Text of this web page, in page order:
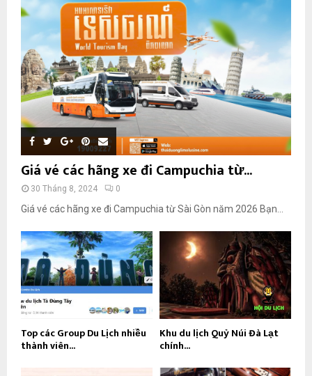
Giá vé các hãng xe đi Campuchia từ...
30 Tháng 8, 2024 0
Giá vé các hãng xe đi Campuchia từ Sài Gòn năm 2026 Bạn...
Top các Group Du Lịch nhiều
thành viên...
Khu du lịch Quỷ Núi Đà Lạt
chính...